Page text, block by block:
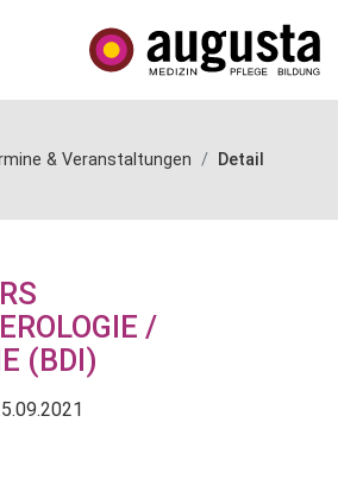
& Veranstaltungen Detail
/
(BDI)